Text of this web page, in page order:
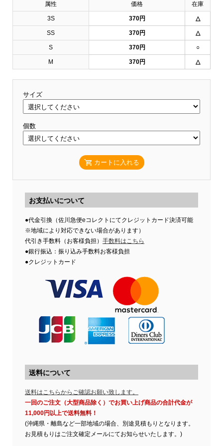
属性 価格 在庫
3S 370円 △
SS 370円 △
S 370円 ○
M 370円 △
サイズ
個数
カートに入れる
お支払いについて
●代金引換（佐川急便eコレクトにてクレジットカード決済可能
※地域により対応できない場合があります）
代引き手数料（お客様負担） 手数料はこちら
●銀行振込：振り込み手数料お客様負担
●クレジットカード
送料について
送料はこちらからご確認お願い致します。
一回のご注文（大型商品除く）でお買い上げ商品の合計代金が
11,000円以上で送料無料！
(沖縄県・離島など一部地域の場合、別途見積もりとなります。
お見積もりはご注文確定メールにてお知らせいたします。)